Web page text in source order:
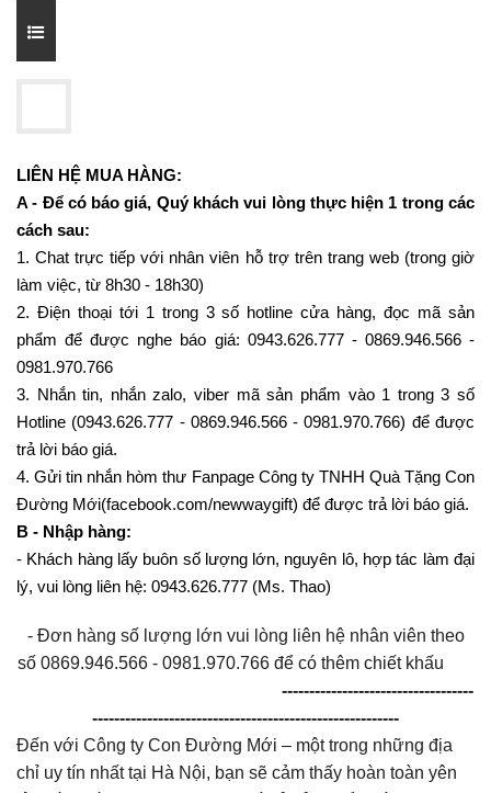
LIÊN HỆ MUA HÀNG:
A - Để có báo giá, Quý khách vui lòng thực hiện 1 trong các
cách sau:
1. Chat trực tiếp với nhân viên hỗ trợ trên trang web (trong giờ
làm việc, từ 8h30 - 18h30)
2. Điện thoại tới 1 trong 3 số hotline cửa hàng, đọc mã sản
phẩm để được nghe báo giá: 0943.626.777 - 0869.946.566 -
0981.970.766
3. Nhắn tin, nhắn zalo, viber mã sản phẩm vào 1 trong 3 số
Hotline (0943.626.777 - 0869.946.566 - 0981.970.766) để được
trả lời báo giá.
4. Gửi tin nhắn hòm thư Fanpage Công ty TNHH Quà Tặng Con
Đường Mới(facebook.com/newwaygift) để được trả lời báo giá.
B - Nhập hàng:
- Khách hàng lấy buôn số lượng lớn, nguyên lô, hợp tác làm đại
lý, vui lòng liên hệ: 0943.626.777 (Ms. Thao)
- Đơn hàng số lượng lớn vui lòng liên hệ nhân viên theo
số 0869.946.566 - 0981.970.766 để có thêm chiết khấu
-----------------------------------
--------------------------------------------------------
Đến với Công ty Con Đường Mới – một trong những địa
chỉ uy tín nhất tại Hà Nội, bạn sẽ cảm thấy hoàn toàn yên